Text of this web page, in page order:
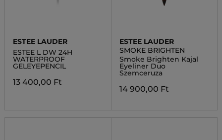
ESTEE LAUDER
ESTEE L DW 24H
WATERPROOF
GELEYEPENCIL
13 400,00 Ft
ESTEE LAUDER
SMOKE BRIGHTEN
Smoke Brighten Kajal
Eyeliner Duo
Szemceruza
14 900,00 Ft